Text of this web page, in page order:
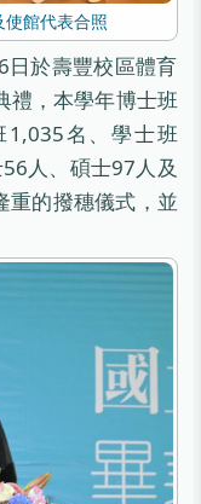
館代表合照
於壽豐校區體育
禮，本學年博士班
名、學士班
人、碩士97人及
重的撥穗儀式，並